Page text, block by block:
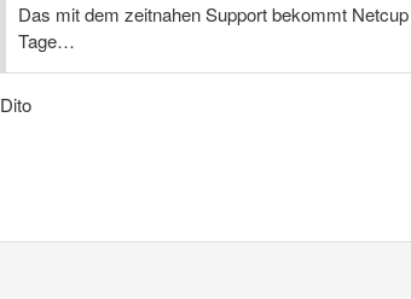
Das mit dem zeitnahen Support bekommt
Tage…
Dito